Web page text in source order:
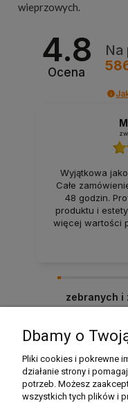
wieprzowych.
4.8
Ocena
Na
Wyjątkowa
Całe
48 godzin.
produktu i
więcej wartości
dania, które
zebranych i
Dbamy o
Pliki cookies i pokrewne
działanie strony i
potrzeb. Możesz
wszystkich tych plików i